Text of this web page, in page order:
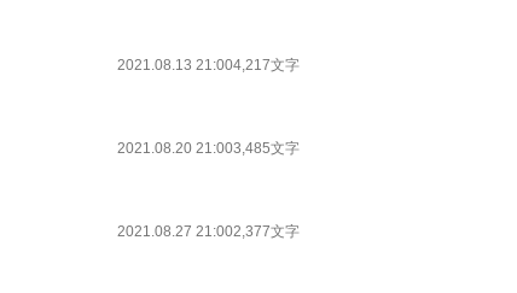
2021.08.13 21:004,217文字
2021.08.20 21:003,485文字
2021.08.27 21:002,377文字